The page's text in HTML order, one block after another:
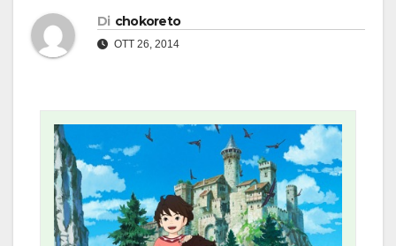
Di chokoreto
OTT 26, 2014